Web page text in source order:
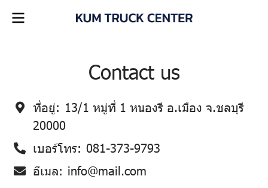
Contact us
ที่อยู่: 13/1 หมู่ที่ 1 หนองรี อ.เมือง จ.ชลบุรี
20000
เบอร์โทร: 081-373-9793
อีเมล: info@mail.com